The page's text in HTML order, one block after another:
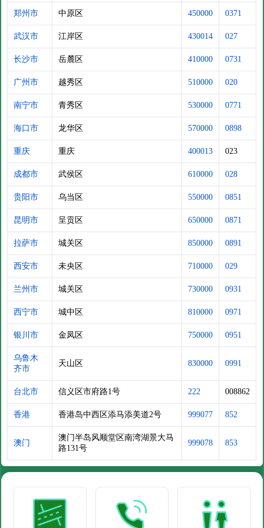
郑州市 中原区 450000 0371
武汉市 江岸区 430014 027
长沙市 岳麓区 410000 0731
广州市 越秀区 510000 020
南宁市 青秀区 530000 0771
海口市 龙华区 570000 0898
重庆 重庆 400013 023
成都市 武侯区 610000 028
贵阳市 乌当区 550000 0851
昆明市 呈贡区 650000 0871
拉萨市 城关区 850000 0891
西安市 未央区 710000 029
兰州市 城关区 730000 0931
西宁市 城中区 810000 0971
银川市 金凤区 750000 0951
乌鲁木
齐市
天山区 830000 0991
台北市 信义区市府路1号 222 008862
香港 香港岛中西区添马添美道2号 999077 852
澳门
澳门半岛风顺堂区南湾湖景大马
路131号
999078 853